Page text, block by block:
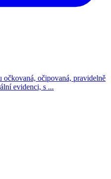
očkovaná, očipovaná, pravidelně
evidenci, s ...